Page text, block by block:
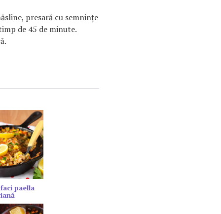
presară cu semninţe
de 45 de minute.
paella